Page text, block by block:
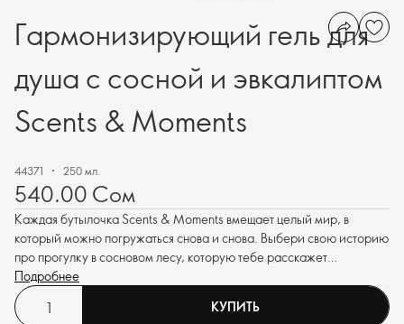
Гармонизирующий гель для
душа с сосной и эвкалиптом
Scents & Moments
44371 250 мл.
540.00 Сом
Каждая бутылочка Scents & Moments вмещает целый мир, в
который можно погружаться снова и снова. Выбери свою историю
про прогулку в сосновом лесу, которую тебе расскажет
гармонизирующий гель для душа с сосной и эвкалиптом.
Подробнее
КУПИТЬ